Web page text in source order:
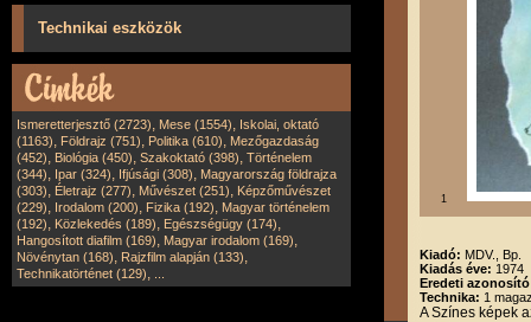
Technikai eszközök
Ismeretterjesztő (2723), Mese (1554), Iskolai, oktató
(1163), Földrajz (751), Politika (610), Mezőgazdaság
(452), Biológia (450), Szakoktató (398), Történelem
(344), Ipar (324), Ifjúsági (308), Magyarország földrajza
(303), Életrajz (277), Művészet (251), Képzőművészet
(229), Irodalom (200), Fizika (192), Magyar történelem
(192), Közlekedés (189), Egészségügy (174),
Hangosított diafilm (169), Magyar irodalom (169),
Növénytan (168), Rajzfilm alapján (133),
Technikatörténet (129),
1
Kiadó: MDV., Bp.
Kiadás éve: 1974
Eredeti
Technika: 1
A Színes képek